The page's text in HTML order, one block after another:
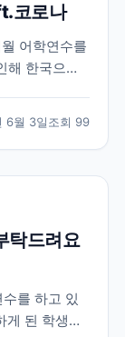
코로나
어학연수를
해 한국으로
항공편을 구
권에 대한 조
6월 3일조회 99
탁드려요
를 하고 있
게 된 학생과